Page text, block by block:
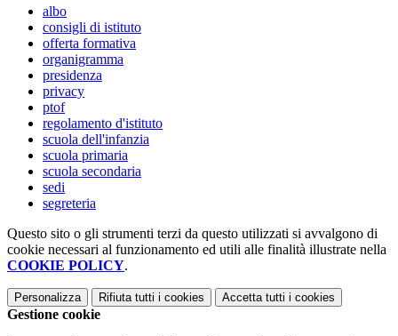
albo
consigli di istituto
offerta formativa
organigramma
presidenza
privacy
ptof
regolamento d'istituto
scuola dell'infanzia
scuola primaria
scuola secondaria
sedi
segreteria
Questo sito o gli strumenti terzi da questo utilizzati si avvalgono di
cookie necessari al funzionamento ed utili alle finalità illustrate nella
COOKIE POLICY.
Personalizza Rifiuta tutti i cookies Accetta tutti i cookies
Gestione cookie